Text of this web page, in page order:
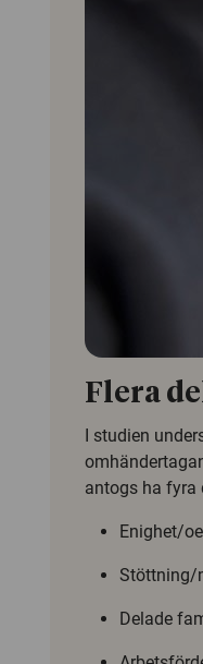
Flera
I studien
antogs ha fyra
Enighet/
Stöttning/
Delade